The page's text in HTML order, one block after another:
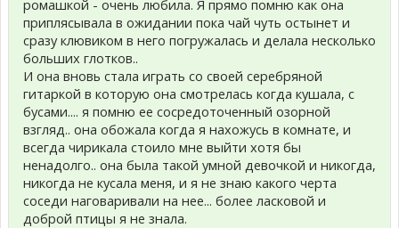
ромашкой - очень любила. Я прямо помню как она
приплясывала в ожидании пока чай чуть остынет и
сразу клювиком в него погружалась и делала несколько
больших глотков..
И она вновь стала играть со своей серебряной
гитаркой в которую она смотрелась когда кушала, с
бусами.... я помню ее сосредоточенный озорной
взгляд.. она обожала когда я нахожусь в комнате, и
всегда чирикала стоило мне выйти хотя бы
ненадолго.. она была такой умной девочкой и никогда,
никогда не кусала меня, и я не знаю какого черта
соседи наговаривали на нее... более ласковой и
доброй птицы я не знала.